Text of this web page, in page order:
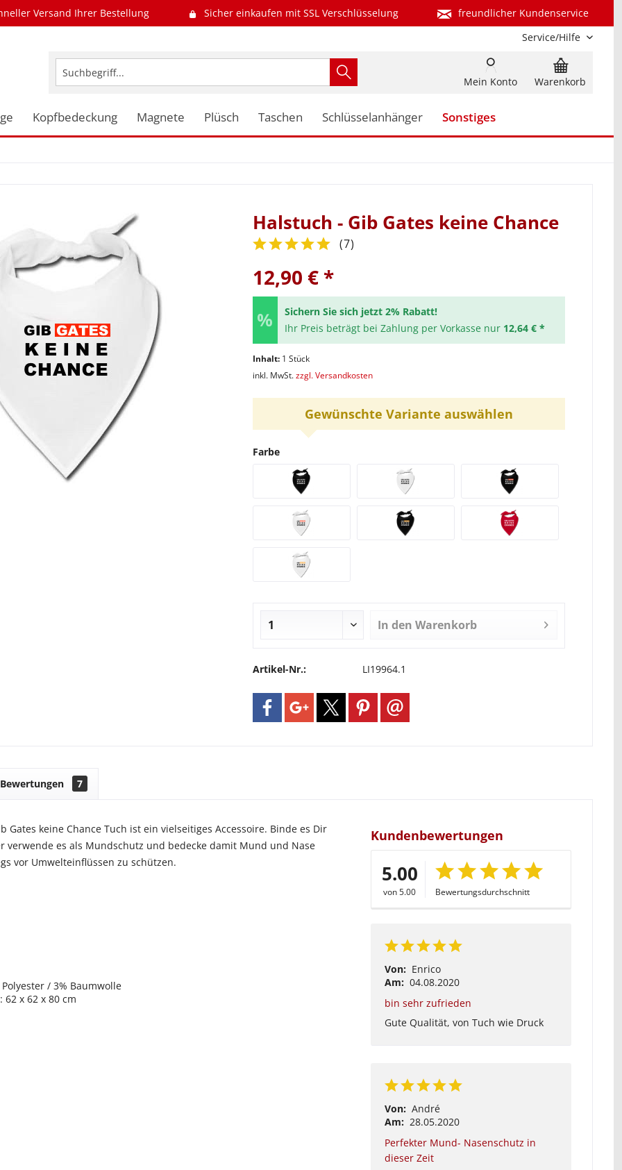
Versand Ihrer Bestellung Sicher einkaufen mit SSL Verschlüsselung
freundlicher Kundenservice
Service/Hilfe
Warenkorb
Mein Konto
Kopfbedeckung Magnete Plüsch Taschen Schlüsselanhänger Sonstiges
Halstuch - Gib Gates keine Chance
(7)
12,90 € *
Sichern Sie sich jetzt 2% Rabatt!
Ihr Preis beträgt bei Zahlung per Vorkasse nur 12,64 € *
Inhalt: 1 Stück
inkl. MwSt.zzgl. Versandkosten
Gewünschte Variante auswählen
Farbe
In den Warenkorb
Artikel-Nr.: LI19964.1
Bewertungen 7
Gates keine Chance Tuch ist ein vielseitiges Accessoire. Binde es Dir
verwende es als Mundschutz und bedecke damit Mund und Nase
vor Umwelteinflüssen zu schützen.
/ 3% Baumwolle
62 x 62 x 80 cm
Kundenbewertungen
5.00
von 5.00 Bewertungsdurchschnitt
Von: Enrico
Am: 04.08.2020
bin sehr zufrieden
Gute Qualität, von Tuch wie Druck
Von: André
Am: 28.05.2020
Perfekter Mund- Nasenschutz in
dieser Zeit